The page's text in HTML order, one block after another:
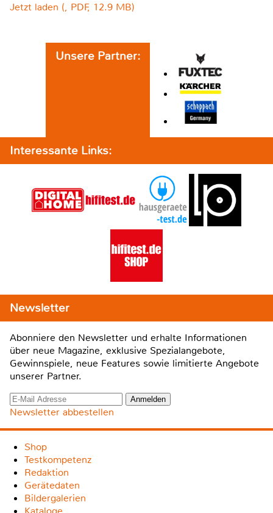
Jetzt laden (, PDF, 12.9 MB)
Unsere Partner:
Interessante Links:
Newsletter
Abonniere den Newsletter und erhalte Informationen
über neue Magazine, exklusive Spezialangebote,
Gewinnspiele, neue Features sowie limitierte Angebote
unserer Partner.
Newsletter abbestellen
Shop
Testkompetenz
Redaktion
Gerätedaten
Bildergalerien